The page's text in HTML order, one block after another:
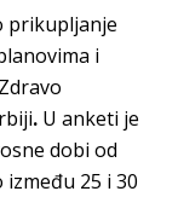
prikupljanje
i
. U anketi je
dobi od
25 i 30